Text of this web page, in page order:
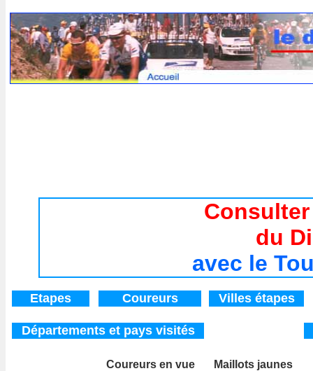
du
avec le
Etapes Coureurs Villes étapes
Départements et pays visités
Coureurs en vue Maillots jaunes